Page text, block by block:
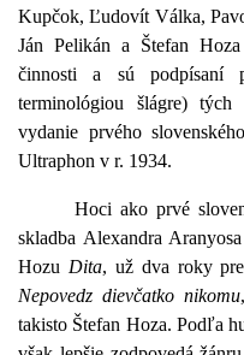
Kupčok, Ľudovít Válka,
Ján Pelikán a Štefan
činnosti a sú podpísaní
terminológiou šlágre)
vydanie prvého
Ultraphon v r. 1934.
Hoci ako prvé
skladba Alexandra
Hozu Dita, už dva roky
Nepovedz dievčatko nikomu
takisto Štefan Hoza. Podľa